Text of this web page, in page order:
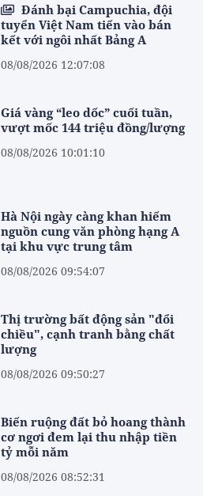
Đánh bại Campuchia, đội
tuyển Việt Nam tiến vào bán
kết với ngôi nhất Bảng A
08/08/2026 12:07:08
Giá vàng “leo dốc” cuối tuần,
vượt mốc 144 triệu đồng/lượng
08/08/2026 10:01:10
Hà Nội ngày càng khan hiếm
nguồn cung văn phòng hạng A
tại khu vực trung tâm
08/08/2026 09:54:07
Thị trường bất động sản "đổi
chiều", cạnh tranh bằng chất
lượng
08/08/2026 09:50:27
Biến ruộng đất bỏ hoang thành
cơ ngơi đem lại thu nhập tiền
tỷ mỗi năm
08/08/2026 08:52:31